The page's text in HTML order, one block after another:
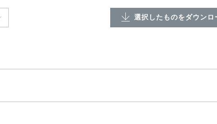
選択したものをダウンロ